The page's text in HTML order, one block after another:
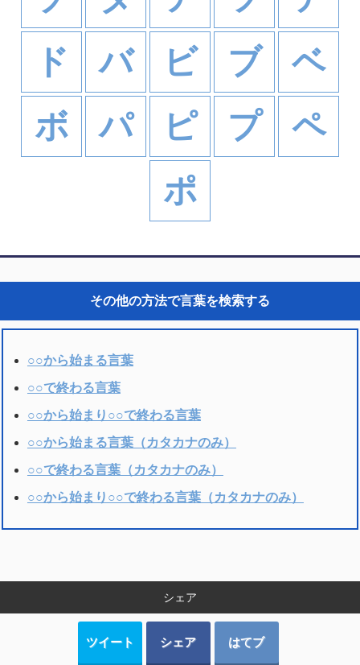
ド
バ ビ ブ
ベ
ボ
パ ピ プ
ペ
ポ
その他の方法で言葉を検索する
○○から始まる言葉
○○で終わる言葉
○○から始まり○○で終わる言葉
○○から始まる言葉（カタカナのみ）
○○で終わる言葉（カタカナのみ）
○○から始まり○○で終わる言葉（カタカナのみ）
シェア
ツイート シェア はてブ